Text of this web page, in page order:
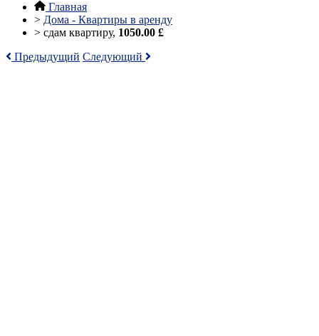
Главная
> Дома - Квартиры в аренду
> сдам квартиру, 1050.00 £
Предыдущий Следующий